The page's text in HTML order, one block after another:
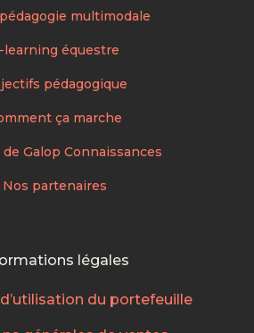
multimodale
learning équestre
pédagogique
ça marche
de Galop Connaissances
Nos partenaires
légales
du portefeuille